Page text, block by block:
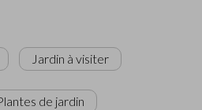
Jardin à visiter
de jardin